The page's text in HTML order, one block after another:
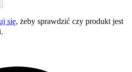
się, żeby sprawdzić czy produkt jest